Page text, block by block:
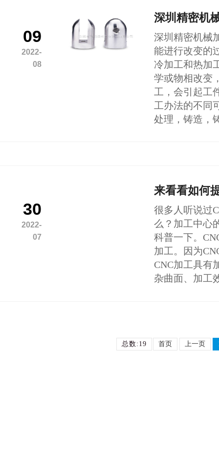
09
2022-
08
深圳精密机
深圳精密机械
能进行改变的
冷加工和热加
学或物相改变
工，会引起工
工办法的不同
处理，铸造，
30
2022-
07
来看看如何
很多人听说过
么？加工中心
科普一下。
加工。因为
CNC加工具有
杂曲面、加工
总数:19 首页 上一页